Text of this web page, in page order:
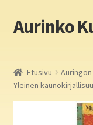
Siirry
navigointiin
Siirry
sisältöön
Aurinko
Yritys
Etusivu
Yleinen